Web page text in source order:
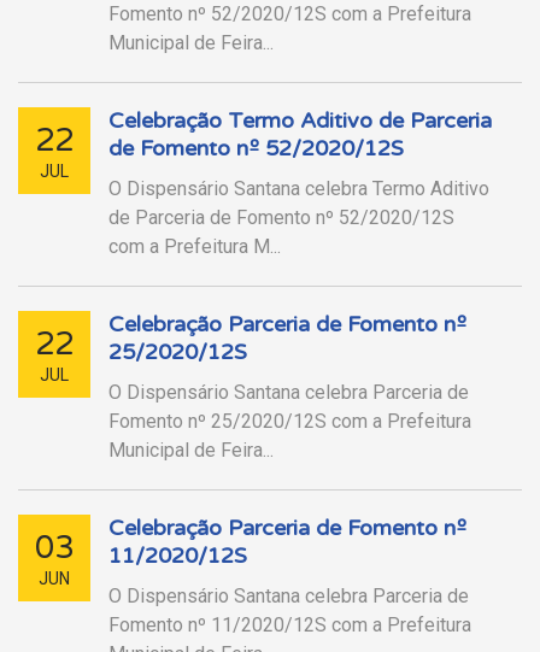
Fomento nº 52/2020/12S com a Prefeitura
Municipal de Feira...
22
JUL
Celebração Termo Aditivo de Parceria
de Fomento nº 52/2020/12S
O Dispensário Santana celebra Termo Aditivo
de Parceria de Fomento nº 52/2020/12S
com a Prefeitura M...
22
JUL
Celebração Parceria de Fomento nº
25/2020/12S
O Dispensário Santana celebra Parceria de
Fomento nº 25/2020/12S com a Prefeitura
Municipal de Feira...
03
JUN
Celebração Parceria de Fomento nº
11/2020/12S
O Dispensário Santana celebra Parceria de
Fomento nº 11/2020/12S com a Prefeitura